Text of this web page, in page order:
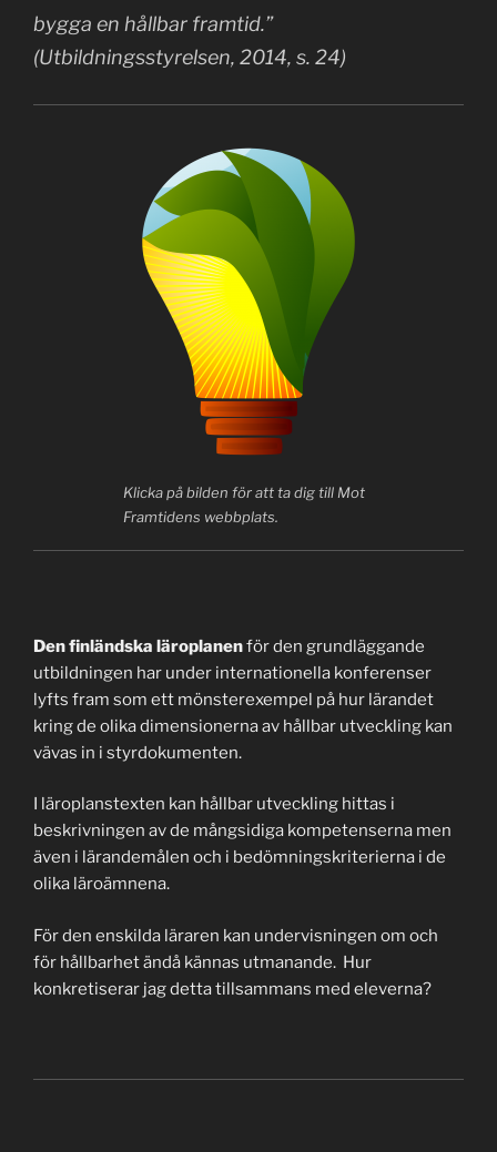
bygga en hållbar framtid.”
(Utbildningsstyrelsen, 2014, s. 24)
Klicka på bilden för att ta dig till Mot
Framtidens webbplats.
Den finländska läroplanenför den grundläggande
utbildningen har under internationella konferenser
lyfts fram som ett mönsterexempel på hur lärandet
kring de olika dimensionerna av hållbar utveckling kan
vävas in i styrdokumenten.
I läroplanstexten kan hållbar utveckling hittas i
beskrivningen av de mångsidiga kompetenserna men
även i lärandemålen och i bedömningskriterierna i de
olika läroämnena.
För den enskilda läraren kan undervisningen om och
för hållbarhet ändå kännas utmanande. Hur
konkretiserar jag detta tillsammans med eleverna?